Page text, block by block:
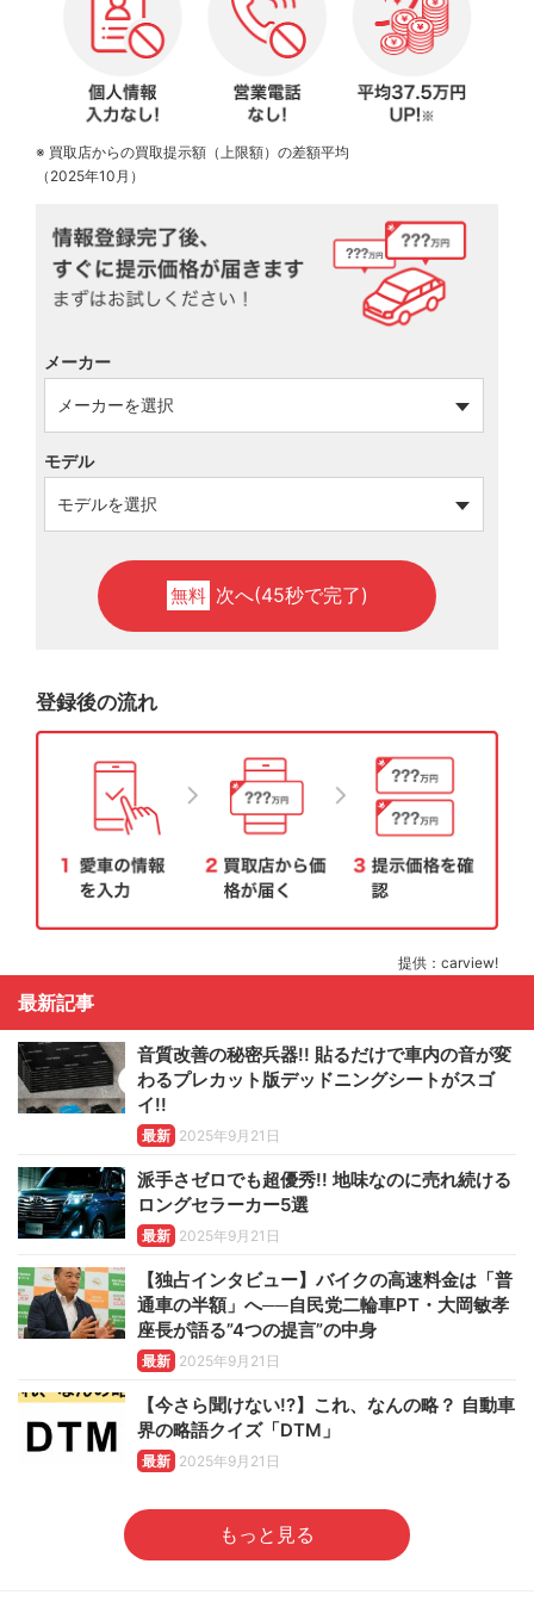
※ 買取店からの買取提示額（上限額）の差額平均
（2025年10月）
メーカー
モデル
無料 次へ(45秒で完了)
登録後の流れ
提供：carview!
最新記事
音質改善の秘密兵器!! 貼るだけで車内の音が変
わるプレカット版デッドニングシートがスゴ
イ!!
最新 2025年9月21日
派手さゼロでも超優秀!! 地味なのに売れ続ける
ロングセラーカー5選
最新 2025年9月21日
【独占インタビュー】バイクの高速料金は「普
通車の半額」へ──自民党二輪車PT・大岡敏孝
座長が語る”4つの提言”の中身
最新 2025年9月21日
【今さら聞けない!?】これ、なんの略？ 自動車
界の略語クイズ「DTM」
最新 2025年9月21日
もっと見る